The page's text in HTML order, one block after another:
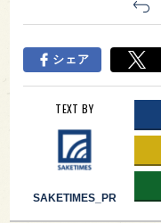
シェア
TEXT BY
SAKETIMES_PR